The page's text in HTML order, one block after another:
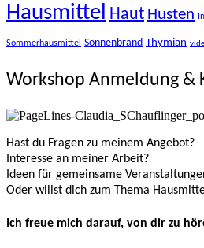
Hausmittel Haut Husten
Sommerhausmittel Sonnenbrand Thymian
Workshop Anmeldung &
Hast du Fragen zu meinem Angebot?
Interesse an meiner Arbeit?
Ideen für gemeinsame
Oder willst dich zum Thema
Ich freue mich darauf, von dir zu